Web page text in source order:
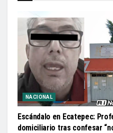
NACIONAL
Escándalo en Ecatepec:
domiciliario tras confesar